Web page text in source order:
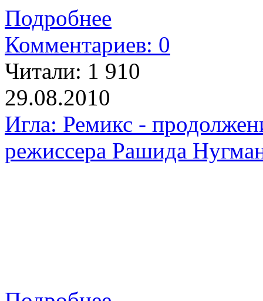
Подробнее
Комментариев: 0
Читали: 1 910
29.08.2010
Игла: Ремикс -
режиссера Рашида